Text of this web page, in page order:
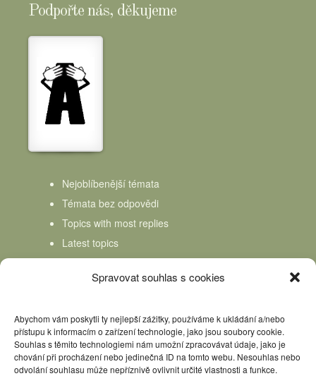
Spravovat souhlas s cookies
Abychom vám poskytli ty nejlepší zážitky, používáme k ukládání a/nebo
přístupu k informacím o zařízení technologie, jako jsou soubory cookie.
Souhlas s těmito technologiemi nám umožní zpracovávat údaje, jako je
chování při procházení nebo jedinečná ID na tomto webu. Nesouhlas nebo
odvolání souhlasu může nepříznivě ovlivnit určité vlastnosti a funkce.
Podpořte nás, děkujeme
Nejoblíbenější témata
Témata bez odpovědi
Topics with most replies
Latest topics
Topics Freshness